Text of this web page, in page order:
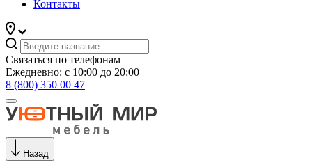
Контакты
Связаться по телефонам
Ежедневно: с 10:00 до 20:00
8 (800) 350 00 47
Назад